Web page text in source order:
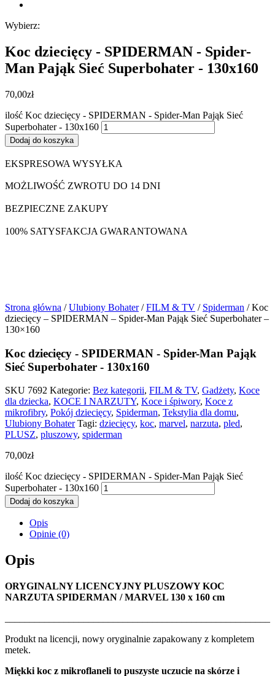
Wybierz:
Koc dziecięcy - SPIDERMAN - Spider-
Man Pająk Sieć Superbohater - 130x160
70,00zł
ilość Koc dziecięcy - SPIDERMAN - Spider-Man Pająk Sieć
Superbohater - 130x160
Dodaj do koszyka
EKSPRESOWA WYSYŁKA
MOŻLIWOŚĆ ZWROTU DO 14 DNI
BEZPIECZNE ZAKUPY
100% SATYSFAKCJA GWARANTOWANA
Strona główna /Ulubiony Bohater/FILM & TV / Spiderman / Koc
dziecięcy – SPIDERMAN – Spider-Man Pająk Sieć Superbohater –
130×160
Koc dziecięcy - SPIDERMAN - Spider-Man Pająk
Sieć Superbohater - 130x160
SKU 7692 Kategorie: Bez kategorii, FILM & TV, Gadżety, Koce
dla dziecka, KOCE I NARZUTY, Koce i śpiwory, Koce z
mikrofibry, Pokój dziecięcy, Spiderman, Tekstylia dla domu,
Ulubiony Bohater Tagi: dziecięcy, koc, marvel, narzuta, pled,
PLUSZ, pluszowy, spiderman
70,00zł
ilość Koc dziecięcy - SPIDERMAN - Spider-Man Pająk Sieć
Superbohater - 130x160
Dodaj do koszyka
Opis
Opinie (0)
Opis
ORYGINALNY LICENCYJNYPLUSZOWY KOC
NARZUTA SPIDERMAN / MARVEL 130 x 160 cm
Produkt na licencji, nowy oryginalnie zapakowany z kompletem
metek.
Miękki koc z mikroflaneli to puszyste uczucie na skórze i